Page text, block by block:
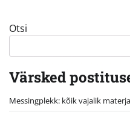
Otsi
Värsked
Messingplekk: kõik vajalik